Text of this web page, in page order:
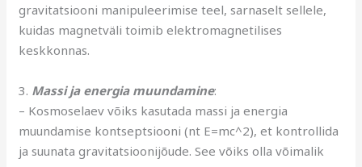
gravitatsiooni manipuleerimise teel, sarnaselt sellele,
kuidas magnetväli toimib elektromagnetilises
keskkonnas.
3. Massi ja energia muundamine:
– Kosmoselaev võiks kasutada massi ja energia
muundamise kontseptsiooni (nt E=mc^2), et kontrollida
ja suunata gravitatsioonijõude. See võiks olla võimalik